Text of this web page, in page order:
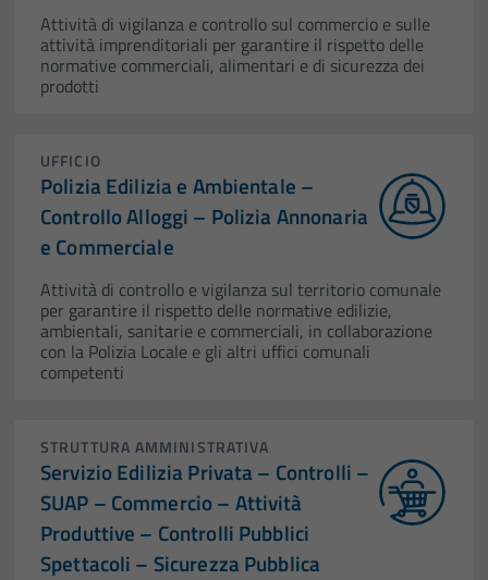
Attività di vigilanza e controllo sul commercio e sulle
attività imprenditoriali per garantire il rispetto delle
normative commerciali, alimentari e di sicurezza dei
prodotti
UFFICIO
Polizia Edilizia e Ambientale –
Controllo Alloggi – Polizia Annonaria
e Commerciale
Attività di controllo e vigilanza sul territorio comunale
per garantire il rispetto delle normative edilizie,
ambientali, sanitarie e commerciali, in collaborazione
con la Polizia Locale e gli altri uffici comunali
competenti
STRUTTURA AMMINISTRATIVA
Servizio Edilizia Privata – Controlli –
SUAP – Commercio – Attività
Produttive – Controlli Pubblici
Spettacoli – Sicurezza Pubblica